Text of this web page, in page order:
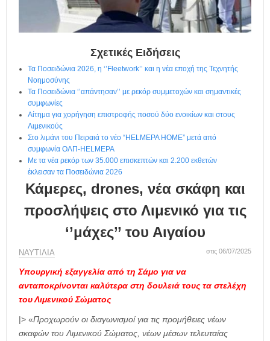
Σχετικές Ειδήσεις
Τα Ποσειδώνια 2026, η ‘’Fleetwork’’ και η νέα εποχή της Τεχνητής
Νοημοσύνης
Τα Ποσειδώνια ‘’απάντησαν’’ με ρεκόρ συμμετοχών και σημαντικές
συμφωνίες
Αίτημα για χορήγηση επιστροφής ποσού δύο ενοικίων και στους
Λιμενικούς
Στο λιμάνι του Πειραιά το νέο “HELMEPA HOME” μετά από
συμφωνία ΟΛΠ-HELMEPA
Με τα νέα ρεκόρ των 35.000 επισκεπτών και 2.200 εκθετών
έκλεισαν τα Ποσειδώνια 2026
Κάμερες, drones, νέα σκάφη και
προσλήψεις στο Λιμενικό για τις
‘’μάχες’’ του Αιγαίου
ΝΑΥΤΙΛΙΑ στις 06/07/2025
Υπουργική εξαγγελία από τη Σάμο για να
ανταποκρίνονται καλύτερα στη δουλειά τους τα στελέχη
του Λιμενικού Σώματος
|> «Προχωρούν οι διαγωνισμοί για τις προμήθειες νέων
σκαφών του Λιμενικού Σώματος, νέων μέσων τελευταίας